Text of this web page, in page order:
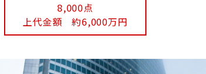
8,000点
上代金額 約6,000万円